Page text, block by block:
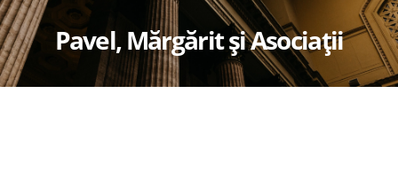
Pavel, Mărgărit și Asociații